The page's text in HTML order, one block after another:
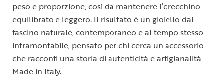
peso e proporzione, così da mantenere l’orecchino
equilibrato e leggero. Il risultato è un gioiello dal
fascino naturale, contemporaneo e al tempo stesso
intramontabile, pensato per chi cerca un accessorio
che racconti una storia di autenticità e artigianalità
Made in Italy.